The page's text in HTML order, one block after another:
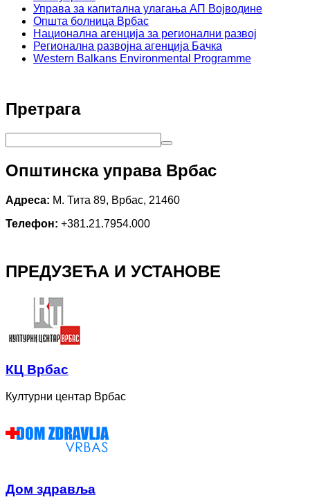
Управа за капитална улагања АП Војводине
Општа болница Врбас
Национална агенција за регионални развој
Регионална развојна агенција Бачка
Western Balkans Environmental Programme
Претрага
Општинска управа Врбас
Адреса: М. Тита 89, Врбас, 21460
Телефон: +381.21.7954.000
ПРЕДУЗЕЋА И УСТАНОВЕ
КЦ Врбас
Културни центар Врбас
Дом здравља